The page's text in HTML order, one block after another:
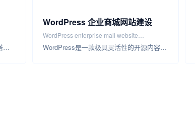
WordPress 作为一个功能强大的网站搭建平台，被广泛用于企业在线学习课程网站的设计开发。WordPress 设计开发企…
WordPress 企业商城网站建设
WordPress enterprise mall website
construction
WordPress是一款极具灵活性的开源内容管理系统，可以用来设计和开发各种类型的网站，包括企业商城网站。企业商城主…